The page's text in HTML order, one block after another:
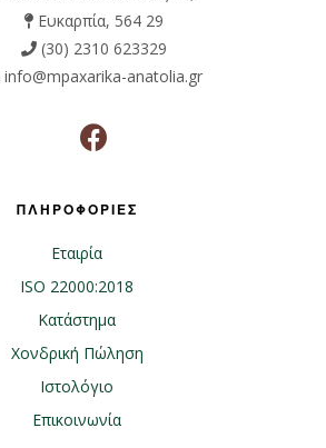
Ευκαρπία, 564 29
(30) 2310 623329
info@mpaxarika-anatolia.gr
ΠΛΗΡΟΦΟΡΙΕΣ
Εταιρία
ISO 22000:2018
Κατάστημα
Χονδρική Πώληση
Ιστολόγιο
Επικοινωνία